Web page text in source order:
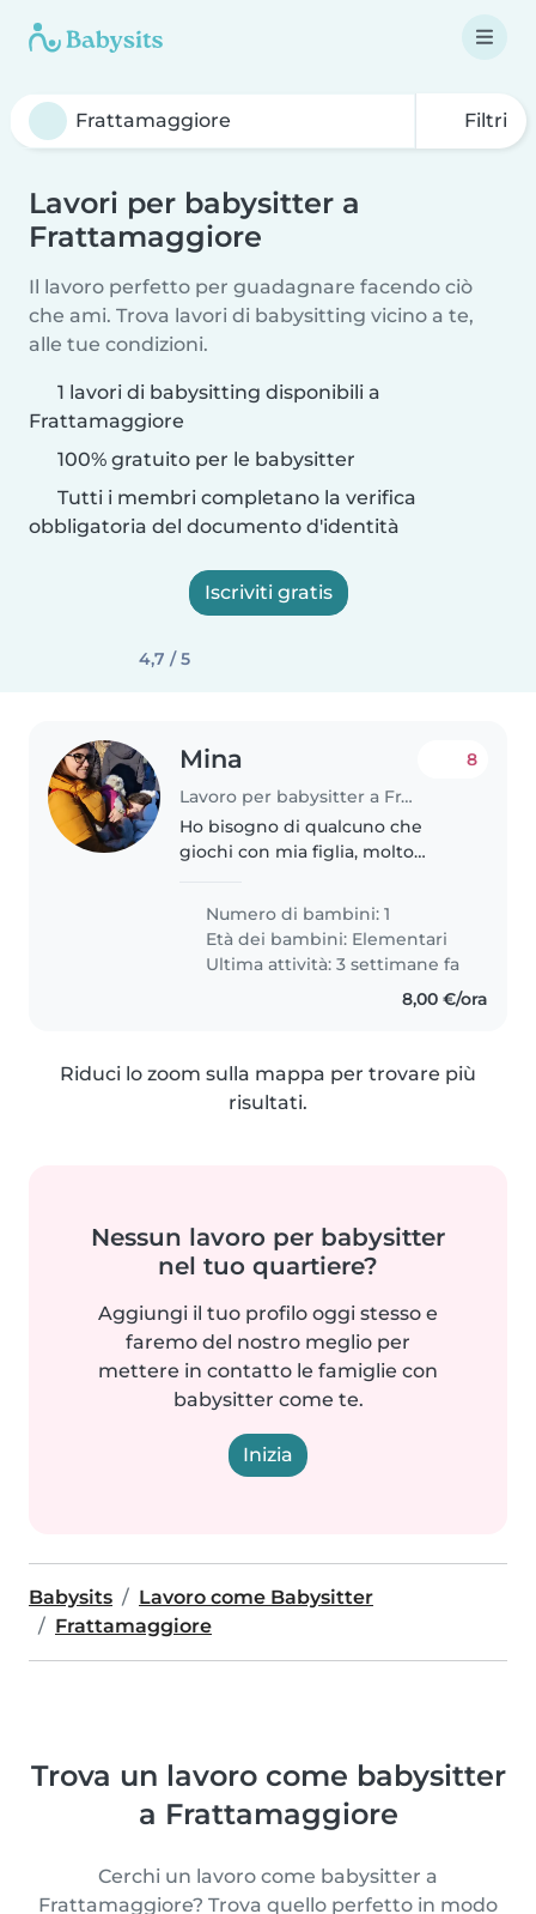
Filtri
Lavori per babysitter a
Frattamaggiore
Il lavoro perfetto per guadagnare facendo ciò
che ami. Trova lavori di babysitting vicino a te,
alle tue condizioni.
1 lavori di babysitting disponibili a
Frattamaggiore
100% gratuito per le babysitter
Tutti i membri completano la verifica
obbligatoria del documento d'identità
Iscriviti gratis
4,7 / 5
Mina
Lavoro per babysitter a Frattamaggiore
8
Ho bisogno di qualcuno che
giochi con mia figlia, molto
estremamente energica. Le
piace giocare con le bambole,
ballare, fare lavoretti. Bisogna
solo giocare con lei..
Numero di bambini: 1
Età dei bambini: Elementari
Ultima attività: 3 settimane fa
8,00 €/ora
Riduci lo zoom sulla mappa per trovare più
risultati.
Nessun lavoro per babysitter
nel tuo quartiere?
Aggiungi il tuo profilo oggi stesso e
faremo del nostro meglio per
mettere in contatto le famiglie con
babysitter come te.
Inizia
Babysits
Lavoro come Babysitter
Frattamaggiore
Trova un lavoro come babysitter
a Frattamaggiore
Cerchi un lavoro come babysitter a
Frattamaggiore? Trova quello perfetto in modo